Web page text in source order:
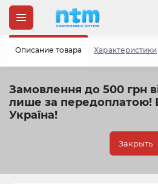
Замовлення до 500 грн
лише за передоплатою!
Україна!
Закрыть
Описание товара Характеристики